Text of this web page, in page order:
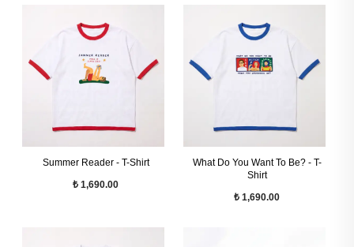
Summer Reader - T-Shirt
₺ 1,690.00
What Do You Want To Be? - T-
Shirt
₺ 1,690.00